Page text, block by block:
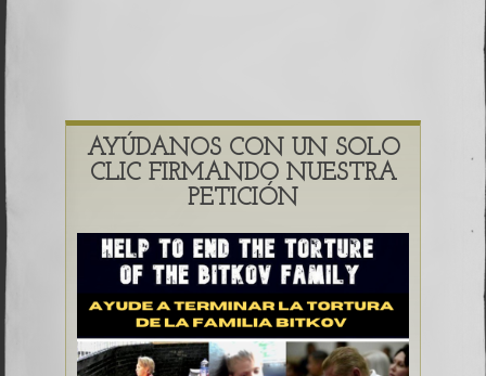
AYÚDANOS CON UN SOLO
CLIC FIRMANDO NUESTRA
PETICIÓN